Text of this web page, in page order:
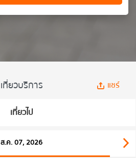
เที่ยวบริการ แชร์
เที่ยวไป
ส.ค. 07, 2026